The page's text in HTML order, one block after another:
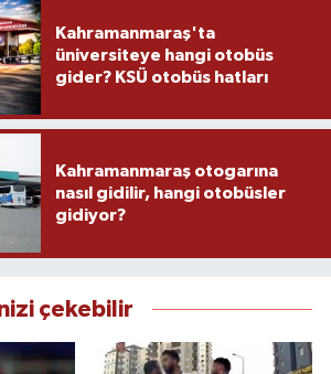
Kahramanmaraş'ta
üniversiteye hangi otobüs
gider? KSÜ otobüs hatları
Kahramanmaraş otogarına
nasıl gidilir, hangi otobüsler
gidiyor?
çekebilir